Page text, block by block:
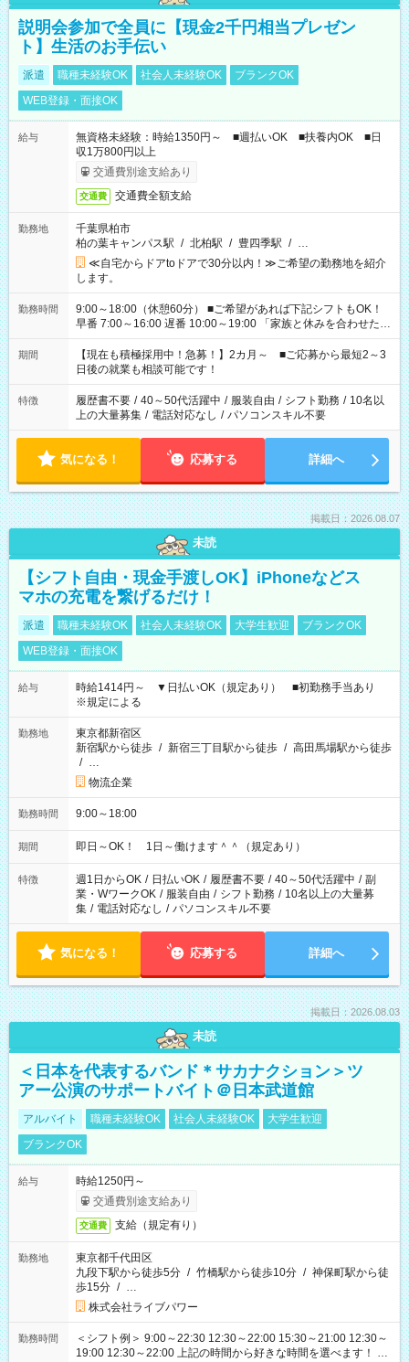
説明会参加で全員に【現金2千円相当プレゼン
ト】生活のお手伝い
派遣 職種未経験OK 社会人未経験OK
ブランクOK
WEB登録・面接OK
給与
無資格未経験：時給1350円～ ■週払いOK ■扶養内OK ■日
収1万800円以上
交通費別途支給あり
交通費 交通費全額支給
勤務地
千葉県柏市
柏の葉キャンパス駅 / 北柏駅 / 豊四季駅 / …
≪自宅からドアtoドアで30分以内！≫ご希望の勤務地を紹介
します。
勤務時間
9:00～18:00（休憩60分） ■ご希望があれば下記シフトもOK！
早番 7:00～16:00 遅番 10:00～19:00 「家族と休みを合わせた
い」 「余裕を持って夕飯の準備がしたい」 「できれば残業はし
たくない」 など、ご希望を教えてくださいね。 ※Wワーク希望
の方へ 今ご覧のお仕事で希望する勤務時間と、もう1つのお仕事
の勤務時間。 合計で週40時間を超える場合は応募できません。
期間
【現在も積極採用中！急募！】2カ月～ ■ご応募から最短2～3
日後の就業も相談可能です！
特徴 履歴書不要 / 40～50代活躍中 / 服装自由 / シフト勤務 / 10名以
上の大量募集 / 電話対応なし / パソコンスキル不要
気になる！ 応募する 詳細へ
掲載日：2026.08.07
未読
【シフト自由・現金手渡しOK】iPhoneなどス
マホの充電を繋げるだけ！
派遣 職種未経験OK 社会人未経験OK 大学生歓迎
ブランクOK
WEB登録・面接OK
給与
時給1414円～ ▼日払いOK（規定あり） ■初勤務手当あり
※規定による
勤務地
東京都新宿区
新宿駅から徒歩 / 新宿三丁目駅から徒歩 / 高田馬場駅から徒歩
/ …
物流企業
勤務時間 9:00～18:00
期間 即日～OK！ 1日～働けます＾＾（規定あり）
特徴 週1日からOK / 日払いOK / 履歴書不要 / 40～50代活躍中 / 副
業・WワークOK / 服装自由 / シフト勤務 / 10名以上の大量募
集 / 電話対応なし / パソコンスキル不要
気になる！ 応募する 詳細へ
掲載日：2026.08.03
未読
＜日本を代表するバンド＊サカナクション＞ツ
アー公演のサポートバイト＠日本武道館
アルバイト 職種未経験OK 社会人未経験OK
大学生歓迎
ブランクOK
給与
時給1250円～
交通費別途支給あり
交通費 支給（規定有り）
勤務地
東京都千代田区
九段下駅から徒歩5分 / 竹橋駅から徒歩10分 / 神保町駅から徒
歩15分 / …
株式会社ライブパワー
勤務時間
＜シフト例＞ 9:00～22:30 12:30～22:00 15:30～21:00 12:30～
19:00 12:30～22:00 上記の時間から好きな時間を選べます！ ※